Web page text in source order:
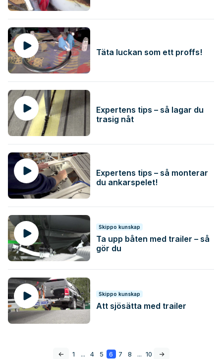
Täta luckan som ett proffs!
Expertens tips – så lagar du
trasig nåt
Expertens tips – så monterar
du ankarspelet!
Skippo kunskap
Ta upp båten med trailer – så
gör du
Skippo kunskap
Att sjösätta med trailer
<- 1 ... 4 5 6 7 8 ... 10 ->